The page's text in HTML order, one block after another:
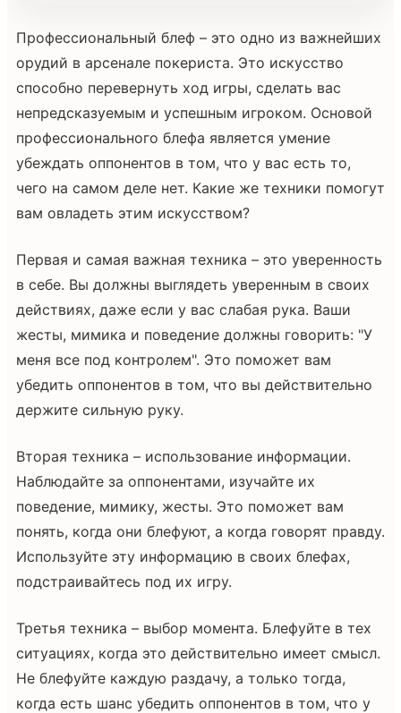
Профессиональный блеф – это одно из важнейших
орудий в арсенале покериста. Это искусство
способно перевернуть ход игры, сделать вас
непредсказуемым и успешным игроком. Основой
профессионального блефа является умение
убеждать оппонентов в том, что у вас есть то,
чего на самом деле нет. Какие же техники помогут
вам овладеть этим искусством?
Первая и самая важная техника – это уверенность
в себе. Вы должны выглядеть уверенным в своих
действиях, даже если у вас слабая рука. Ваши
жесты, мимика и поведение должны говорить: "У
меня все под контролем". Это поможет вам
убедить оппонентов в том, что вы действительно
держите сильную руку.
Вторая техника – использование информации.
Наблюдайте за оппонентами, изучайте их
поведение, мимику, жесты. Это поможет вам
понять, когда они блефуют, а когда говорят правду.
Используйте эту информацию в своих блефах,
подстраивайтесь под их игру.
Третья техника – выбор момента. Блефуйте в тех
ситуациях, когда это действительно имеет смысл.
Не блефуйте каждую раздачу, а только тогда,
когда есть шанс убедить оппонентов в том, что у